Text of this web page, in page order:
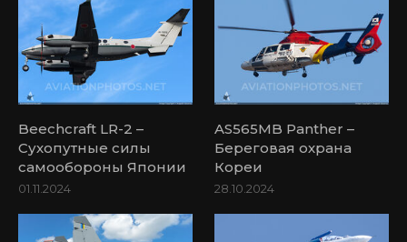
Beechcraft LR-2 –
Сухопутные силы
самообороны Японии
01.11.2024
AS565MB Panther –
Береговая охрана
Кореи
28.10.2024